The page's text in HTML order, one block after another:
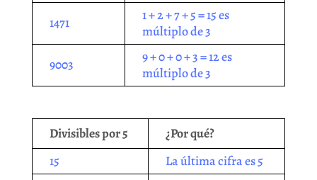
1471
1 + 2 + 7 + 5 = 15 es
múltiplo de 3
9003
9 + 0 + 0 + 3 = 12 es
múltiplo de 3
Divisibles por 5
¿Por qué?
15
La última cifra es 5